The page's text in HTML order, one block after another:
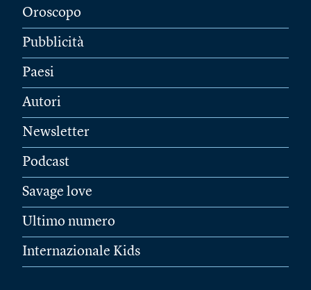
Oroscopo
Pubblicità
Paesi
Autori
Newsletter
Podcast
Savage love
Ultimo numero
Internazionale Kids